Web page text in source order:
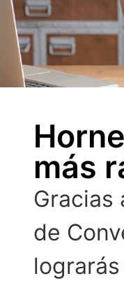
más
Gracias
de